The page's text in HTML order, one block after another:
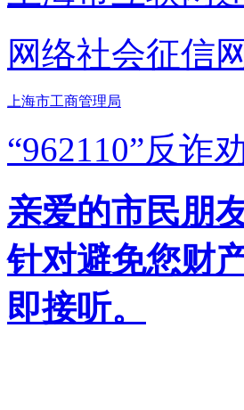
网络社会征信网
上海市工商管理局
“962110”反诈
亲爱的市民朋
针对避免您财
即接听。